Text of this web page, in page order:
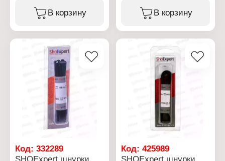
ShoExpert. Шнурки
вощеные пропитаны
длительное время.
Шнурки хлопковые 75 см
- длина, которая
идеально подходит для
5-6 отверстий в обуви.
Характеристики:
Бренд: ShoExpert
Тип товара: Шнурки
Вариация: толстые
Особенность: с
пропиткой
В корзину
производителя
ShoExpert. Шнурки
удерживать узел
длительное время.
Шнурки хлопковые 90 см
- длина, которая
идеально подходит для
6-7 отверстий в обуви.
Характеристики:
Бренд: ShoExpert
Тип товара: Шнурки
Назначение: для обуви
Особенность: с
В корзину
Код: 332289
Код:425989